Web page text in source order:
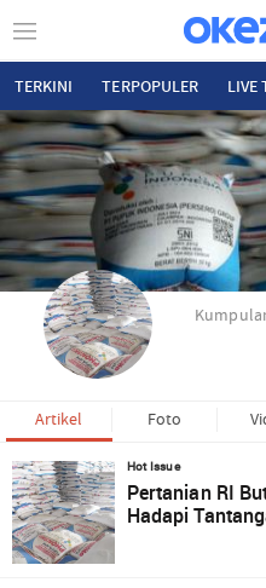
TERKINI TERPOPULER LIVE
Artikel Foto
Hot Issue
Pertanian RI
Hadapi